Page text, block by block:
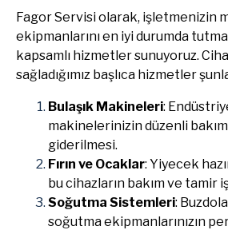
Fagor Servisi olarak, işletmenizin
ekipmanlarını en iyi durumda
kapsamlı hizmetler sunuyoruz.
sağladığımız başlıca hizmetler
Bulaşık Makineleri:
makinelerinizin düzenli
giderilmesi.
Fırın ve Ocaklar: Yiyecek
bu cihazların bakım ve tamir
Soğutma Sistemleri:
soğutma ekipmanlarınızın